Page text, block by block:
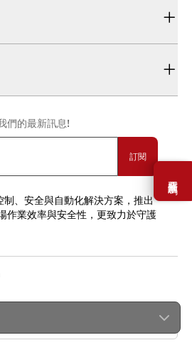
需要幫助嗎？
們的最新訊息!
訂閱
、安全與自動化解決方案，推出
作業效率與安全性，更致力於守護